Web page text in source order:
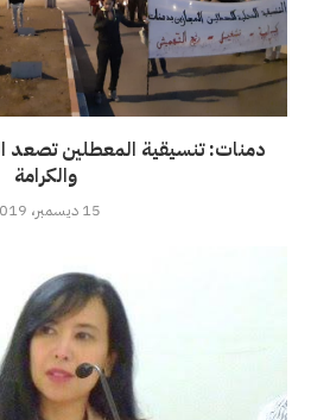
دمنات: تنسيقية المعطلين
والكرامة
15 ديسمبر، 2019